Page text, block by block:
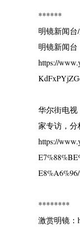
******
明镜新闻台
明镜新闻台
https://
华尔街电视
家专访，分
https://
E8%A6%96/
********
激赏明镜：